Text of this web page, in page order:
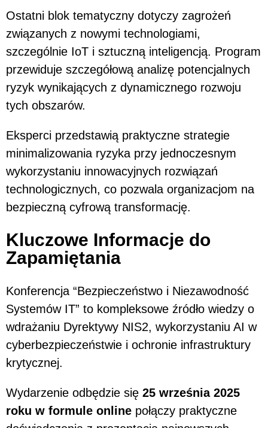
Ostatni blok tematyczny dotyczy zagrożeń
związanych z nowymi technologiami,
szczególnie IoT i sztuczną inteligencją. Program
przewiduje szczegółową analizę potencjalnych
ryzyk wynikających z dynamicznego rozwoju
tych obszarów.
Eksperci przedstawią praktyczne strategie
minimalizowania ryzyka przy jednoczesnym
wykorzystaniu innowacyjnych rozwiązań
technologicznych, co pozwala organizacjom na
bezpieczną cyfrową transformację.
Kluczowe Informacje do
Zapamiętania
Konferencja “Bezpieczeństwo i Niezawodność
Systemów IT” to kompleksowe źródło wiedzy o
wdrażaniu Dyrektywy NIS2, wykorzystaniu AI w
cyberbezpieczeństwie i ochronie infrastruktury
krytycznej.
Wydarzenie odbędzie się 25 września 2025
roku w formule online połączy praktyczne